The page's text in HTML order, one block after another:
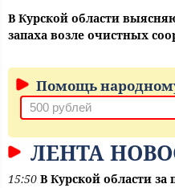
В Курской области
запаха возле очистных
Помощь
ЛЕНТА
15:50 В Курской области